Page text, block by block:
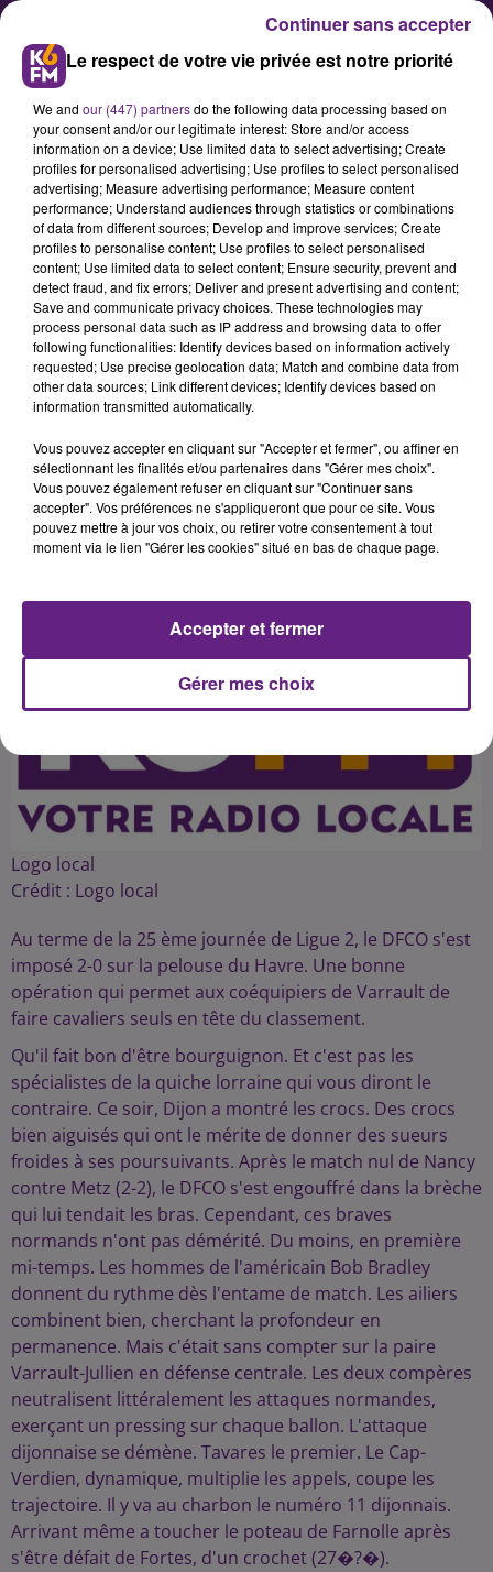
Ligue 2 : Victorieux au Havre, le
DFCO s'envole au classement
Au terme de la 25 ème journée de
Ligue 2, le DFCO s'est imposé 2-0
sur la pelouse du Havre. Une bonne
opération qui permet aux
cavaliers seuls en tête du
Publié : 9 février 2016 à 5h12 par 45
Logo local
Crédit : Logo local
Au terme de la 25 ème journée de Ligue 2, le DFCO s'est
imposé 2-0 sur la pelouse du Havre. Une bonne
opération qui permet aux coéquipiers de Varrault de
faire cavaliers seuls en tête du classement.
Qu'il fait bon d'être bourguignon. Et c'est pas les
spécialistes de la quiche lorraine qui vous diront le
contraire. Ce soir, Dijon a montré les crocs. Des crocs
bien aiguisés qui ont le mérite de donner des sueurs
froides à ses poursuivants. Après le match nul de Nancy
contre Metz (2-2), le DFCO s'est engouffré dans la brèche
qui lui tendait les bras. Cependant, ces braves
normands n'ont pas démérité. Du moins, en première
mi-temps. Les hommes de l'américain Bob Bradley
donnent du rythme dès l'entame de match. Les ailiers
combinent bien, cherchant la profondeur en
permanence. Mais c'était sans compter sur la paire
Varrault-Jullien en défense centrale. Les deux compères
neutralisent littéralement les attaques normandes,
exerçant un pressing sur chaque ballon. L'attaque
dijonnaise se démène. Tavares le premier. Le Cap-
Verdien, dynamique, multiplie les appels, coupe les
trajectoire. Il y va au charbon le numéro 11 dijonnais.
Arrivant même a toucher le poteau de Farnolle après
s'être défait de Fortes, d'un crochet (27�?�).
Le respect de votre vie privée est notre priorité
We and our (447) partnersdo the following data processing based on
your consent and/or our legitimate interest: Store and/or access
information on a device; Use limited data to select advertising; Create
profiles for personalised advertising; Use profiles to select personalised
advertising; Measure advertising performance; Measure content
performance; Understand audiences through statistics or combinations
of data from different sources; Develop and improve services; Create
profiles to personalise content; Use profiles to select personalised
content; Use limited data to select content; Ensure security, prevent and
detect fraud, and fix errors; Deliver and present advertising and content;
Save and communicate privacy choices. These technologies may
process personal data such as IP address and browsing data to offer
following functionalities: Identify devices based on information actively
requested; Use precise geolocation data; Match and combine data from
other data sources; Link different devices; Identify devices based on
information transmitted automatically.
Vous pouvez accepter en cliquant sur "Accepter et fermer", ou affiner en
sélectionnant les finalités et/ou partenaires dans "Gérer mes choix".
Vous pouvez également refuser en cliquant sur "Continuer sans
accepter". Vos préférences ne s'appliqueront que pour ce site. Vous
pouvez mettre à jour vos choix, ou retirer votre consentement à tout
moment via le lien "Gérer les cookies" situé en bas de chaque page.
Gérer mes choix
Accepter et fermer
Continuer sans accepter